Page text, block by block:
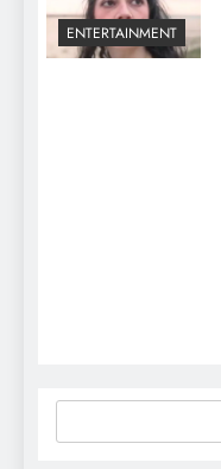
ENTERTAINMENT